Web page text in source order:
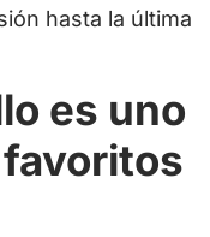
hasta la última
es uno